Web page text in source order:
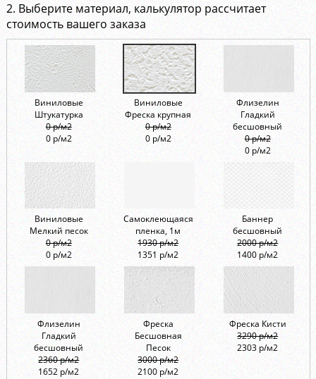
2. Выберите материал, калькулятор рассчитает
стоимость вашего заказа
Виниловые
Штукатурка
0 р/м2
0 р/м2
Виниловые
Фреска крупная
0 р/м2
0 р/м2
Флизелин
Гладкий
бесшовный
0 р/м2
0 р/м2
Виниловые
Мелкий песок
0 р/м2
0 р/м2
Самоклеющаяся
пленка, 1м
1930 р/м2
1351 р/м2
Баннер
бесшовный
2000 р/м2
1400 р/м2
Флизелин
Гладкий
бесшовный
2360 р/м2
1652 р/м2
Фреска
Бесшовная
Песок
3000 р/м2
2100 р/м2
Фреска Кисти
3290 р/м2
2303 р/м2